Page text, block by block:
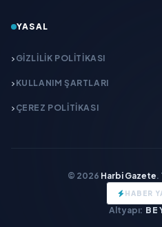
YASAL
GIZLILIK POLITIKASI
KULLANIM ŞARTLARI
ÇEREZ POLITIKASI
© 2026 Harbi Gazete.
HABER
Altyapı: